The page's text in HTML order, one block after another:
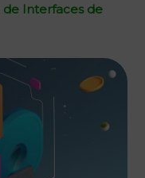
de Interfaces de